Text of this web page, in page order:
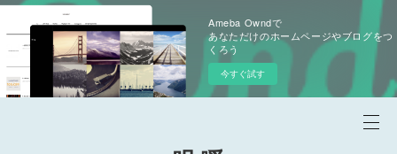
Ameba Owndで
あなただけのホームページやブログをつ
くろう
今すぐ試す